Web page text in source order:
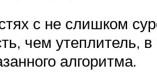
с не слишком
чем утеплитель,
алгоритма.